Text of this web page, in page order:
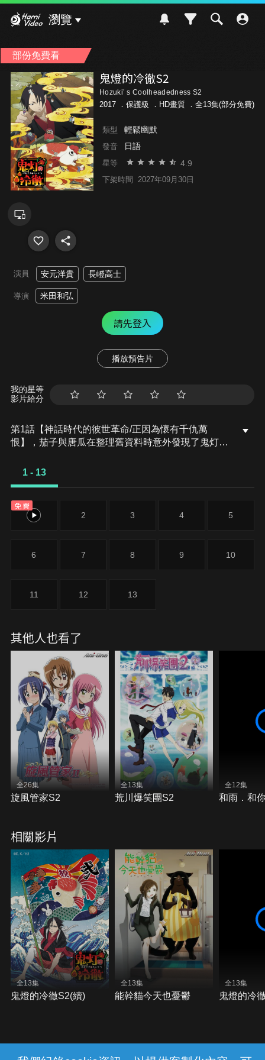
瀏覽
部份免費看
鬼燈的冷徹S2
Hozuki’ s Coolheadedness S2
2017 ． 保護級 ．HD畫質 ．全13集(部分免費)
類型 輕鬆幽默
發音 日語
星等 4.9
下架時間 2027年09月30日
演員 安元洋貴 長嶝高士
導演 米田和弘
請先登入
播放預告片
我的星等
影片給分
第1話【神話時代的彼世革命/正因為懷有千仇萬
恨】，茄子與唐瓜在整理舊資料時意外發現了鬼灯擔
過去還是人類之子時的往事，同時彼世從黃泉到變成
於是要求鬼灯重新設計。對於柱子上的這些亡者懷抱
深仇大恨的鬼灯最後想出的新點子是…？
1 - 13
免費
1 2 3 4 5
6 7 8 9 10
11 12 13
其他人也看了
全26集
旋風管家S2
全13集
荒川爆笑團S2
全12集
和雨．和
相關影片
全13集
鬼燈的冷徹S2(續)
全13集
能幹貓今天也憂鬱
全13集
鬼燈的冷